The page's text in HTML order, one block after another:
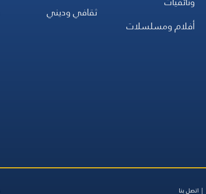
أفلام ومسلسلات
ثقافي وديني
اتصل بنا